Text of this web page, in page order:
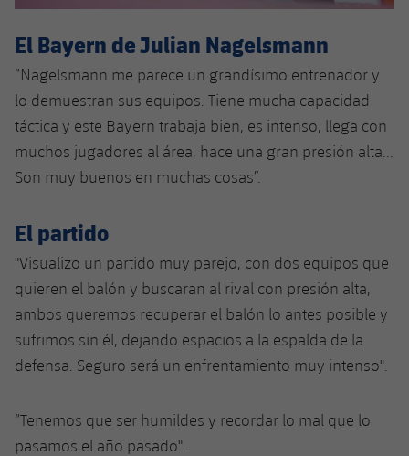
El Bayern de Julian Nagelsmann
“Nagelsmann me parece un grandísimo entrenador y
lo demuestran sus equipos. Tiene mucha capacidad
táctica y este Bayern trabaja bien, es intenso, llega con
muchos jugadores al área, hace una gran presión alta...
Son muy buenos en muchas cosas”.
El partido
"Visualizo un partido muy parejo, con dos equipos que
quieren el balón y buscaran al rival con presión alta,
ambos queremos recuperar el balón lo antes posible y
sufrimos sin él, dejando espacios a la espalda de la
defensa. Seguro será un enfrentamiento muy intenso".
“Tenemos que ser humildes y recordar lo mal que lo
pasamos el año pasado".